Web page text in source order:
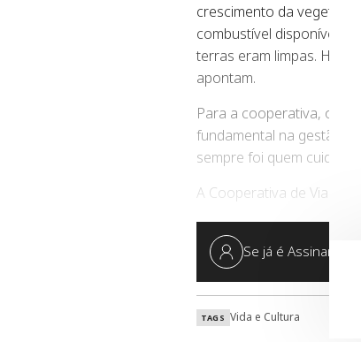
crescimento da
combustível disponível
terras eram limpas. Hoje,
apontam.
Para a cooperativa, os
fundamental na gestão
sempre foi quem cuidou
A Cooperativa de Viana
Se já é Assinante,
TAGS Vida e Cultura